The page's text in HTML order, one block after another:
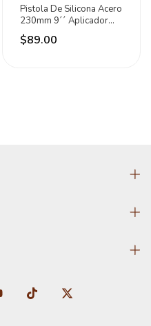
Pistola De Silicona Acero
230mm 9´´ Aplicador
Ingco
$89.00